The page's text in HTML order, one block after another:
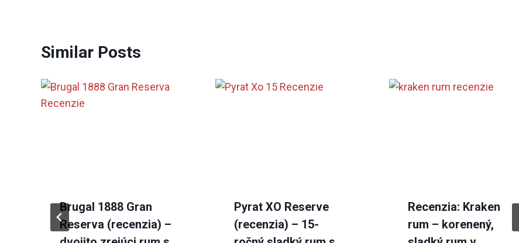
Similar Posts
Brugal 1888 Gran
Reserva (recenzia) –
Pyrat XO Reserve
(recenzia) – 15-
Recenzia: Kraken
rum – korenený,